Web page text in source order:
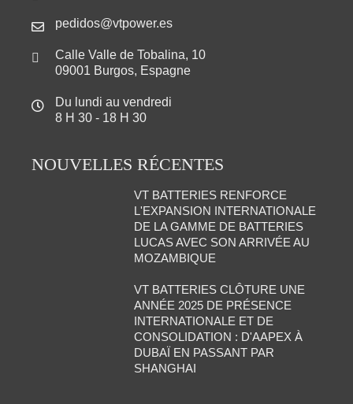
pedidos@vtpower.es
Calle Valle de Tobalina, 10
09001 Burgos, Espagne
Du lundi au vendredi
8 H 30 - 18 H 30
NOUVELLES RÉCENTES
VT BATTERIES RENFORCE
L'EXPANSION INTERNATIONALE
DE LA GAMME DE BATTERIES
LUCAS AVEC SON ARRIVÉE AU
MOZAMBIQUE
VT BATTERIES CLÔTURE UNE
ANNÉE 2025 DE PRÉSENCE
INTERNATIONALE ET DE
CONSOLIDATION : D'AAPEX À
DUBAÏ EN PASSANT PAR
SHANGHAI